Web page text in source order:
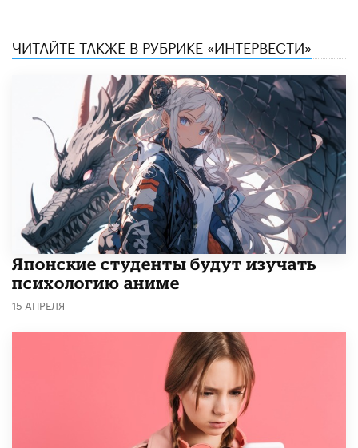
ЧИТАЙТЕ ТАКЖЕ В РУБРИКЕ «ИНТЕРВЕСТИ»
Японские студенты будут изучать
психологию аниме
15 АПРЕЛЯ